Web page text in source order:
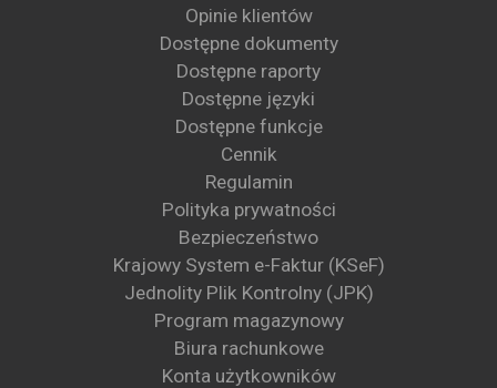
Opinie klientów
Dostępne dokumenty
Dostępne raporty
Dostępne języki
Dostępne funkcje
Cennik
Regulamin
Polityka prywatności
Bezpieczeństwo
Krajowy System e-Faktur (KSeF)
Jednolity Plik Kontrolny (JPK)
Program magazynowy
Biura rachunkowe
Konta użytkowników